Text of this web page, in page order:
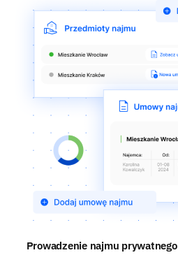
Prowadzenie najmu prywatnego